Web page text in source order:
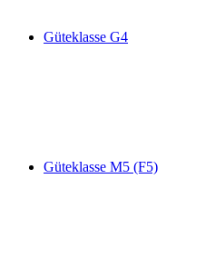
Güteklasse G4
Güteklasse M5 (F5)